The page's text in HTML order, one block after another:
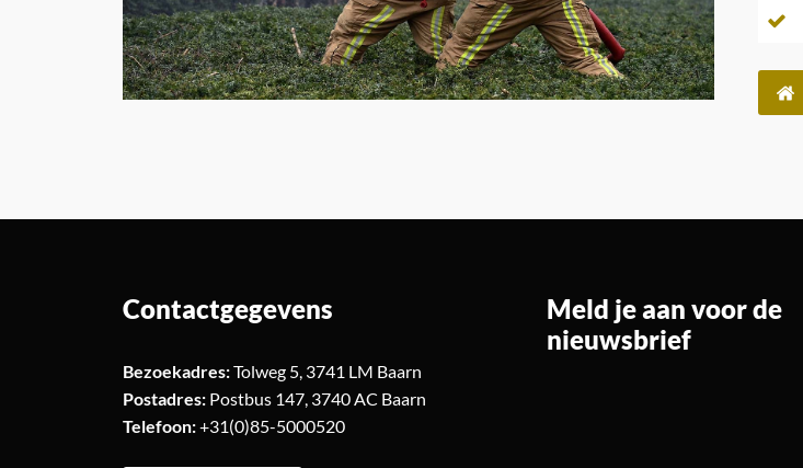
Contactgegevens
Bezoekadres:Tolweg 5, 3741 LM Baarn
Postadres: Postbus 147, 3740 AC Baarn
Telefoon:+31(0)85-5000520
Meld je aan voor de
nieuwsbrief